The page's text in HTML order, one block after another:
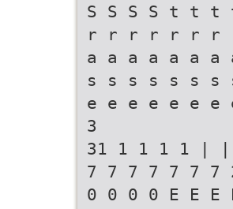
S S S S t
r r r r r r r
a a a a a a
s s s s s s s
e e e e e e e
3
31 1 1 1 1
7 7 7 7 7 7 7
0 0 0 0 E E E